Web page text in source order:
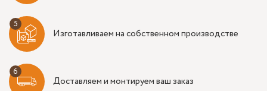
Изготавливаем на собственном производстве
Доставляем и монтируем ваш заказ